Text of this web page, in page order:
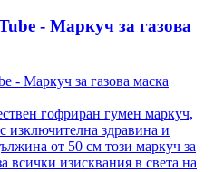
- Маркуч за газова
гофриран гумен маркуч,
изключителна здравина и
от 50 см този маркуч за
всички изисквания в света на